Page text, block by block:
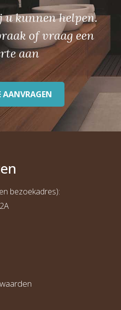
u kunnen helpen.
of vraag een
aan
AANVRAGEN
bezoekadres):